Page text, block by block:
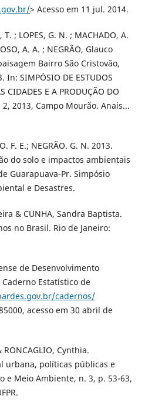
> Acesso em 11 jul. 2014.
T. ; LOPES, G. N. ; MACHADO, A.
A. A. ; NEGRÃO, Glauco
Bairro São Cristovão,
SIMPÓSIO DE ESTUDOS
CIDADES E A PRODUÇÃO DO
2, 2013, Campo Mourão. Anais...
F. E.; NEGRÃO. G. N. 2013.
do solo e impactos ambientais
Guarapuava-Pr. Simpósio
e Desastres.
& CUNHA, Sandra Baptista.
no Brasil. Rio de Janeiro:
de Desenvolvimento
Caderno Estatístico de
cadernos/
acesso em 30 abril de
Cynthia.
urbana, políticas públicas e
e Meio Ambiente, n. 3, p. 53-63,